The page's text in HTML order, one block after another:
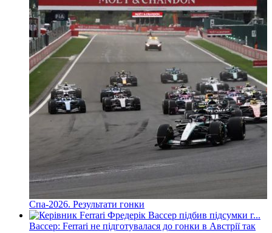
Спа-2026. Результати гонки
Вассер: Ferrari не підготувалася до гонки в Австрії так